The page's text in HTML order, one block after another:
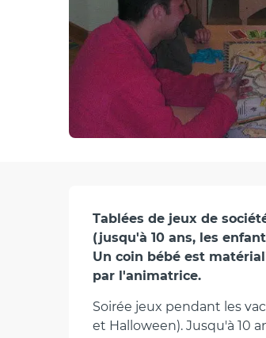
Description
Tablées de jeux de
(jusqu'à 10 ans, les
Un coin bébé est
par l'animatrice.
Soirée jeux pendant les
et Halloween). Jusqu'à 10